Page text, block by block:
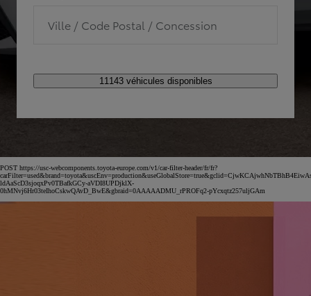
Ville / Code Postal / Concession
11143 véhicules disponibles
POST https://usc-webcomponents.toyota-europe.com/v1/car-filter-header/fr/fr?
ldAaScD3sjoqxPv0TBafkGCy-aVDI8UPDjklX-
0hMNvj6Hr03teIhoCskwQAvD_BwE&gbraid=0AAAAADMU_rPROFq2-pYcxqtz257uljGAm